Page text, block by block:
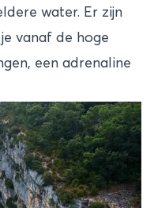
water. Er zijn
vanaf de hoge
een adrenaline